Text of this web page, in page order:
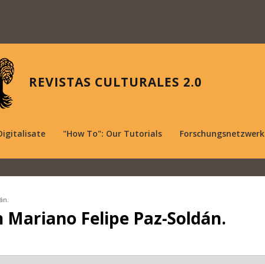
REVISTAS CULTURALES 2.0
"How To": Our Tutorials Forschungsnetzwerk
Felipe Paz-Soldán.